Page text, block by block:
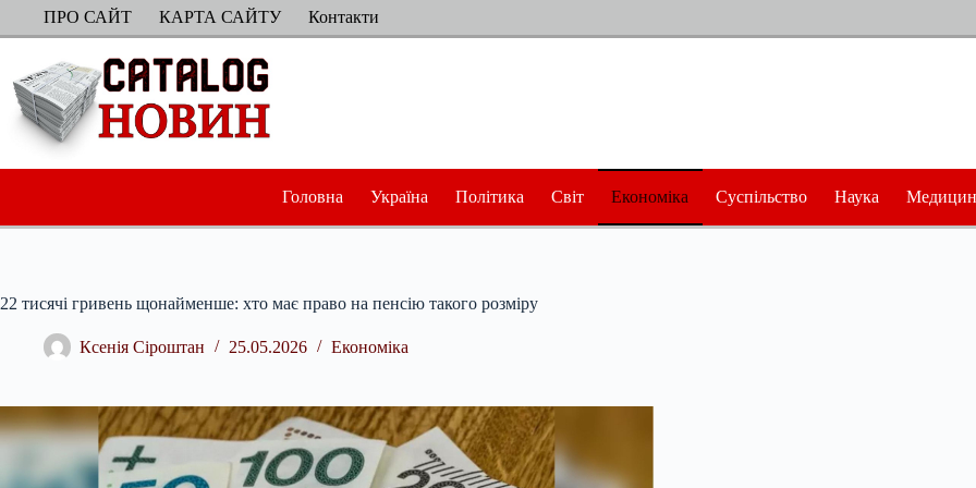
ПерейтиПРО САЙТ КАРТА САЙТУ Контакти
Головна Україна Політика Світ Економіка Суспільство Наука
22 тисячі гривень щонайменше: хто має право на пенсію такого розміру
Ксенія Сіроштан 25.05.2026 Економіка